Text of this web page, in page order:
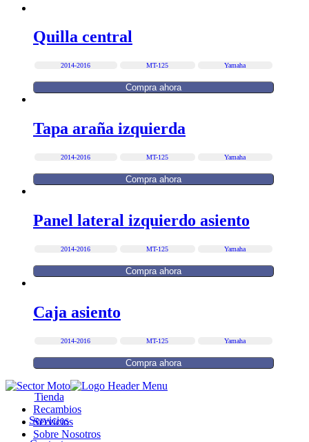
Quilla central
2014-2016 MT-125 Yamaha
Compra ahora
Tapa araña izquierda
2014-2016 MT-125 Yamaha
Compra ahora
Panel lateral izquierdo asiento
2014-2016 MT-125 Yamaha
Compra ahora
Caja asiento
2014-2016 MT-125 Yamaha
Compra ahora
Tienda
Servicios
Recambios
Servicios
Sobre Nosotros